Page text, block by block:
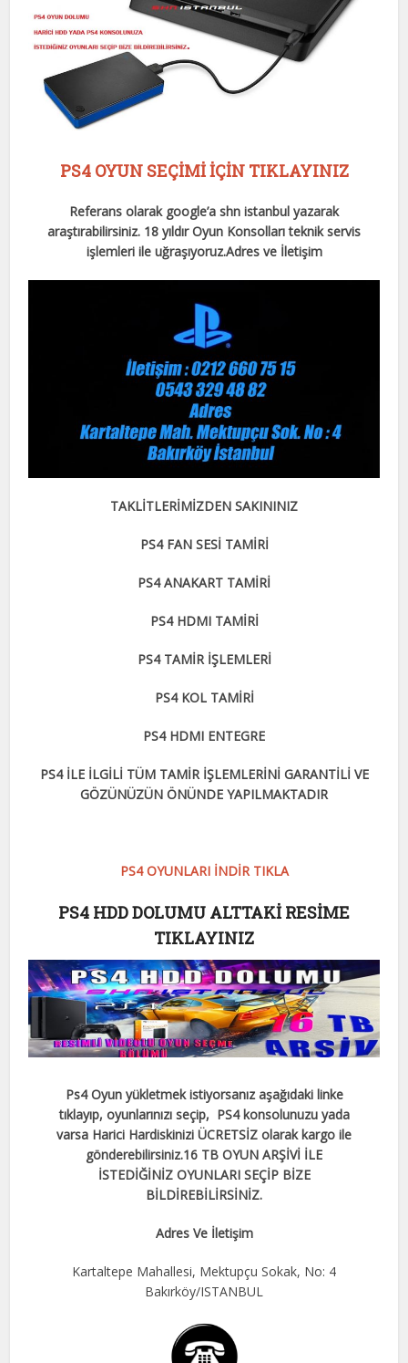
PS4 OYUN SEÇİMİ İÇİN TIKLAYINIZ
Referans olarak google’a shn istanbul yazarak
araştırabilirsiniz. 18 yıldır Oyun Konsolları teknik servis
işlemleri ile uğraşıyoruz.Adres ve İletişim
TAKLİTLERİMİZDEN SAKININIZ
PS4 FAN SESİ TAMİRİ
PS4 ANAKART TAMİRİ
PS4 HDMI TAMİRİ
PS4 TAMİR İŞLEMLERİ
PS4 KOL TAMİRİ
PS4 HDMI ENTEGRE
PS4 İLE İLGİLİ TÜM TAMİR İŞLEMLERİNİ GARANTİLİ VE
GÖZÜNÜZÜN ÖNÜNDE YAPILMAKTADIR
PS4 OYUNLARI İNDİR TIKLA
PS4 HDD DOLUMU ALTTAKİ RESİME
TIKLAYINIZ
Ps4 Oyun yükletmek istiyorsanız aşağıdaki linke
tıklayıp, oyunlarınızı seçip, PS4 konsolunuzu yada
varsa Harici Hardiskinizi ÜCRETSİZ olarak kargo ile
gönderebilirsiniz.16 TB OYUN ARŞİVİ İLE
İSTEDİĞİNİZ OYUNLARI SEÇİP BİZE
BİLDİREBİLİRSİNİZ.
Adres Ve İletişim
Kartaltepe Mahallesi, Mektupçu Sokak, No: 4
Bakırköy/ISTANBUL